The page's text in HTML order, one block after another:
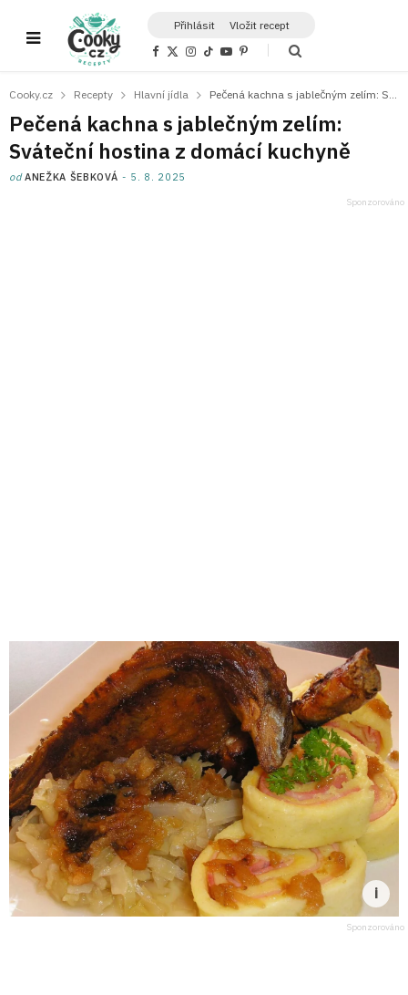
Přihlásit Vložit recept
F
b
o
k
X
i
t
e
r
)
I
a
r
a
m
T
o
Y
u
e
P
e
e
s
t
Cooky.cz Recepty Hlavní jídla
Pečená kachna s jablečným zelím:
Sváteční hostina z domácí kuchyně
odANEŽKA ŠEBKOVÁ 5. 8. 2025